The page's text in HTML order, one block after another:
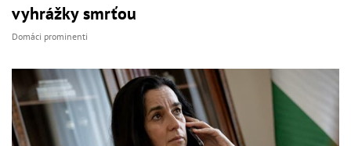
vyhrážky smrťou
Domáci prominenti